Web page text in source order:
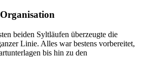
beiden Syltläufen überzeugte die
Linie. Alles war bestens vorbereitet,
bis hin zu den